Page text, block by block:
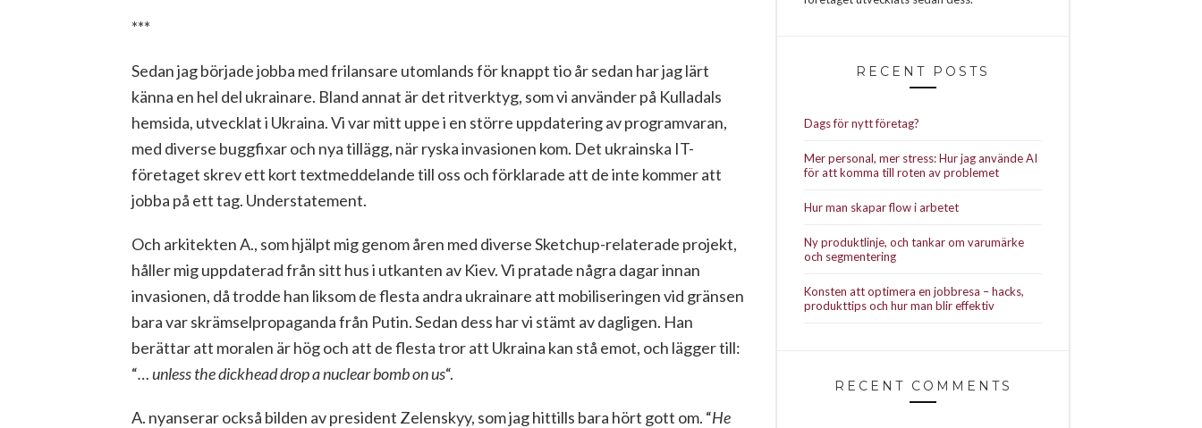
***
Sedan jag började jobba med frilansare utomlands för knappt tio år sedan har jag lärt
känna en hel del ukrainare. Bland annat är det ritverktyg, som vi använder på Kulladals
hemsida, utvecklat i Ukraina. Vi var mitt uppe i en större uppdatering av programvaran,
med diverse buggfixar och nya tillägg, när ryska invasionen kom. Det ukrainska IT-
företaget skrev ett kort textmeddelande till oss och förklarade att de inte kommer att
jobba på ett tag. Understatement.
Och arkitekten A., som hjälpt mig genom åren med diverse Sketchup-relaterade projekt,
håller mig uppdaterad från sitt hus i utkanten av Kiev. Vi pratade några dagar innan
invasionen, då trodde han liksom de flesta andra ukrainare att mobiliseringen vid gränsen
bara var skrämselpropaganda från Putin. Sedan dess har vi stämt av dagligen. Han
berättar att moralen är hög och att de flesta tror att Ukraina kan stå emot, och lägger till:
“… unless the dickhead drop a nuclear bomb on us“.
A. nyanserar också bilden av president Zelenskyy, som jag hittills bara hört gott om. “He
RECENT POSTS
Dags för nytt företag?
Mer personal, mer stress: Hur jag använde AI
för att komma till roten av problemet
Hur man skapar flow i arbetet
Ny produktlinje, och tankar om varumärke
och segmentering
Konsten att optimera en jobbresa – hacks,
produkttips och hur man blir effektiv
RECENT COMMENTS